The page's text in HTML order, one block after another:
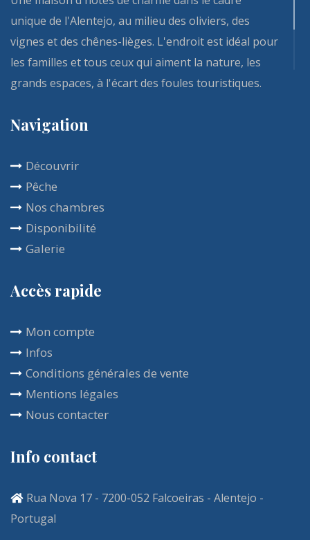
unique de l'Alentejo, au milieu des oliviers, des
vignes et des chênes-lièges. L'endroit est idéal pour
les familles et tous ceux qui aiment la nature, les
grands espaces, à l'écart des foules touristiques.
notre Vivenda et ses chambres d'hôtes entièrement
calme et confort. Le copieux petit déjeuner est
inclus dans la location des chambres, et est
généralement servi sur la terrasse. Vous
savourerez cet endroit toute l'année avec une
multitude d'activités à votre disposition.
Navigation
Découvrir
Pêche
Nos chambres
Disponibilité
Galerie
Accès rapide
Mon compte
Infos
Conditions générales de vente
Mentions légales
Nous contacter
Info contact
Rua Nova 17 - 7200-052 Falcoeiras - Alentejo -
Portugal